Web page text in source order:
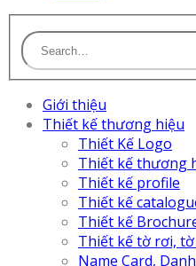
Giới thiệu
Thiết kế thương hiệu
Thiết Kế Logo
Thiết kế thương
Thiết kế profile
Thiết kế
Thiết kế
Thiết kế tờ rơi,
Name Card,